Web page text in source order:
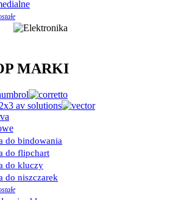
MARKI
do bindowania
do flipchart
do kluczy
do niszczarek